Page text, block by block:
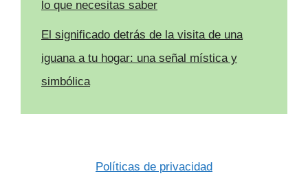
lo que necesitas saber
El significado detrás de la visita de una
iguana a tu hogar: una señal mística y
simbólica
Políticas de privacidad